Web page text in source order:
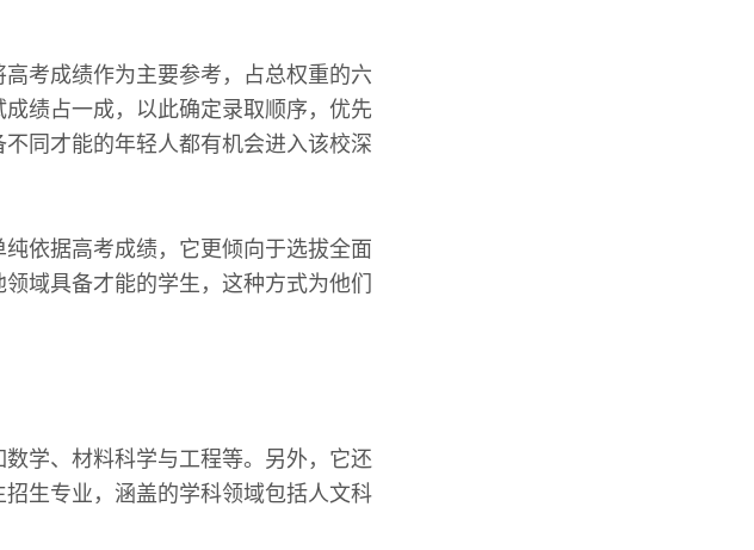
考成绩作为主要参考，占总权重的六
绩占一成，以此确定录取顺序，优先
同才能的年轻人都有机会进入该校深
依据高考成绩，它更倾向于选拔全面
域具备才能的学生，这种方式为他们
学、材料科学与工程等。另外，它还
生专业，涵盖的学科领域包括人文科